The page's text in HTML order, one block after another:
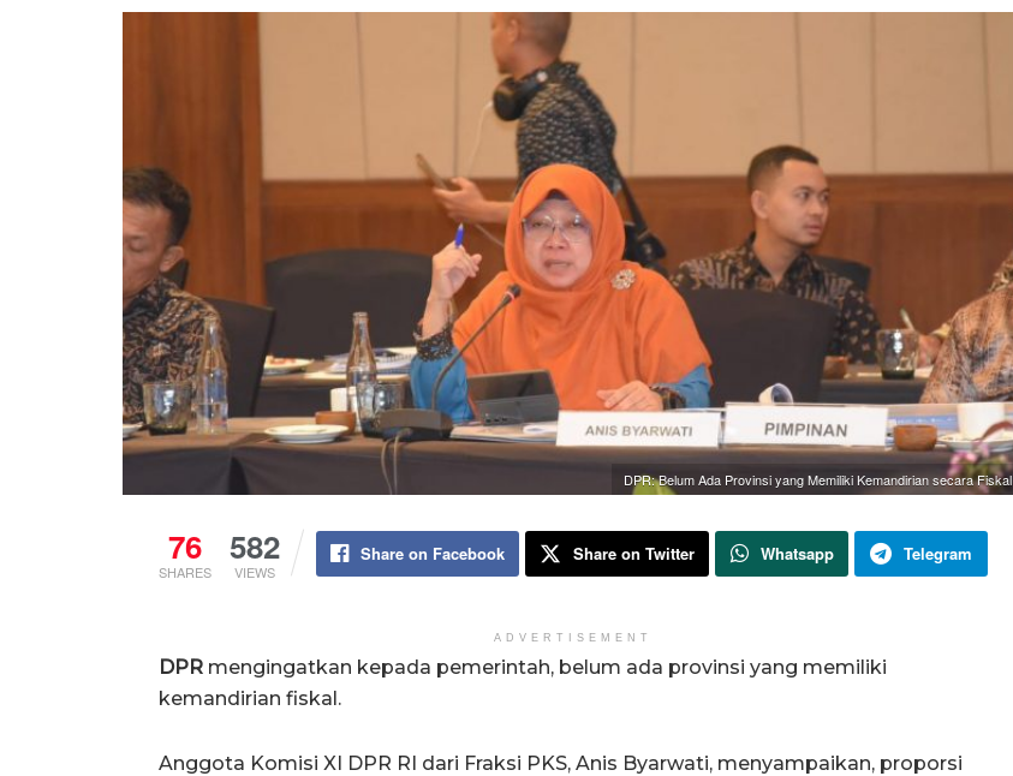
DPR: Belum Ada Provinsi yang Memiliki Kemandirian secara Fiskal
76
SHARES
582
VIEWS
Share on Facebook Share on Twitter Whatsapp Telegram
ADVERTISEMENT
DPR mengingatkan kepada pemerintah, belum ada provinsi yang memiliki
kemandirian fiskal.
Anggota Komisi XI DPR RI dari Fraksi PKS, Anis Byarwati, menyampaikan, proporsi